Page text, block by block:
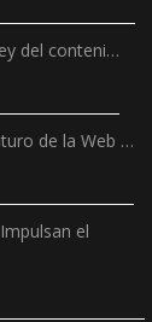
del conteni…
de la Web …
el